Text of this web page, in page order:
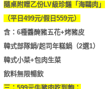
隨桌附贈乙份LV級珍饈「海鷗肉」
（平日499元/假日559元）
含：6種醬醃豬五花+烤豬皮
韓式部隊鍋/起司年糕鍋（2選1）
韓式小菜+包肉生菜
飲料無限暢飲